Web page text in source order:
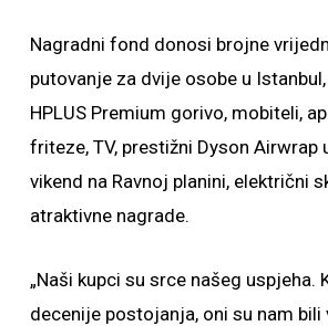
Nagradni fond donosi brojne
putovanje za dvije osobe u
HPLUS Premium gorivo, mobiteli,
friteze, TV, prestižni Dyson Airwrap
vikend na Ravnoj planini, električni
atraktivne nagrade.
„Naši kupci su srce našeg uspjeha.
decenije postojanja, oni su nam bili